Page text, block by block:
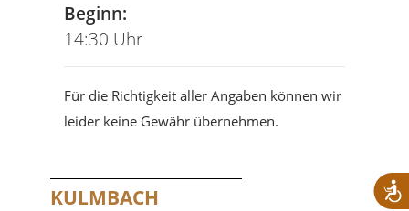
Beginn:
14:30 Uhr
Für die Richtigkeit aller Angaben können wir
leider keine Gewähr übernehmen.
KULMBACH